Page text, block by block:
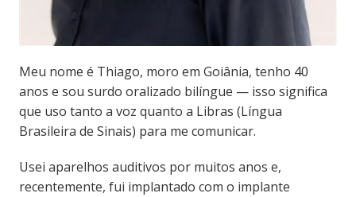
Meu nome é Thiago, moro em Goiânia, tenho 40
anos e sou surdo oralizado bilíngue — isso significa
que uso tanto a voz quanto a Libras (Língua
Brasileira de Sinais) para me comunicar.
Usei aparelhos auditivos por muitos anos e,
recentemente, fui implantado com o implante